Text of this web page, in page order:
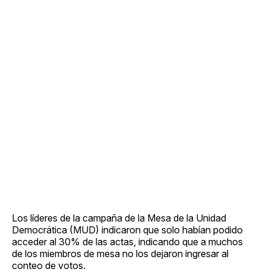
Los líderes de la campaña de la Mesa de la Unidad
Democrática (MUD) indicaron que solo habían podido
acceder al 30% de las actas, indicando que a muchos
de los miembros de mesa no los dejaron ingresar al
conteo de votos.